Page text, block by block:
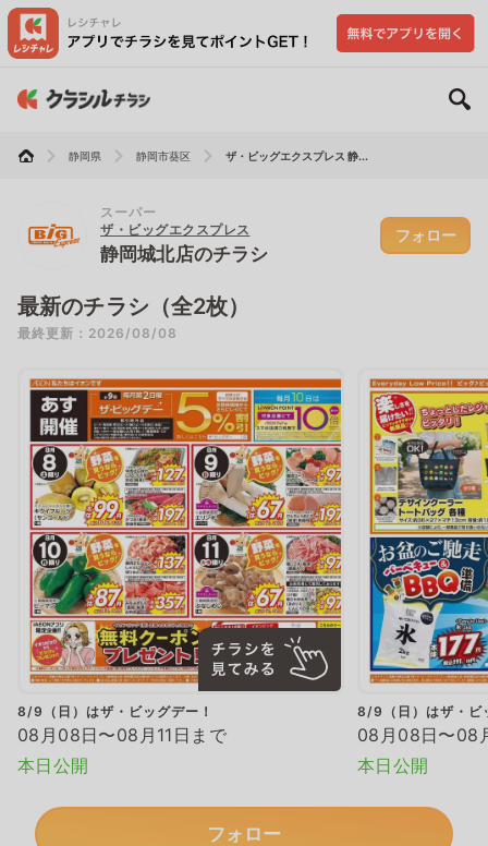
静岡県 静岡市葵区 ザ・ビッグエクスプレス 静...
スーパー
ザ・ビッグエクスプレス
静岡城北店のチラシ
フォロー
最新のチラシ（全2枚）
最終更新：2026/08/08
8/9（日）はザ・ビッグデー！
08月08日〜08月11日まで
本日公開
8/9（日）はザ・ビ
08月08日〜08
本日公開
フォロー